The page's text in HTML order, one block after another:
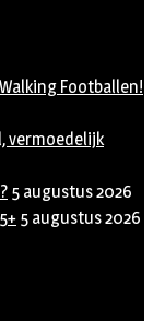
Footballen!
vermoedelijk
5 augustus 2026
5 augustus 2026